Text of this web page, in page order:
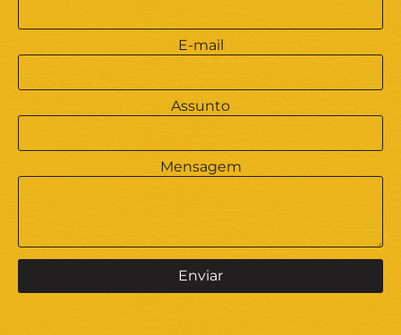
E-mail
Assunto
Mensagem